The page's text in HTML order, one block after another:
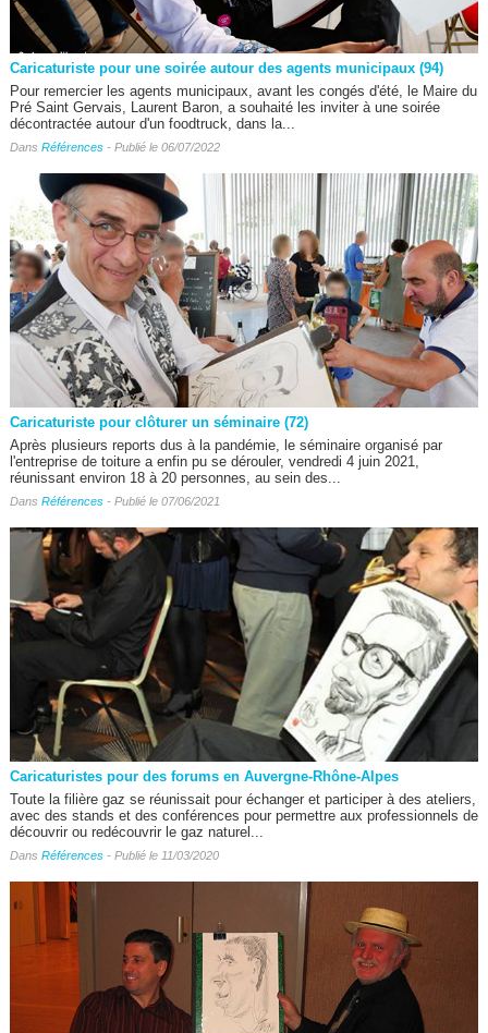
Caricaturiste pour une soirée autour des agents municipaux (94)
Pour remercier les agents municipaux, avant les congés d'été, le Maire du
Pré Saint Gervais, Laurent Baron, a souhaité les inviter à une soirée
décontractée autour d'un foodtruck, dans la...
Dans Références- Publié le 06/07/2022
Caricaturiste pour clôturer un séminaire (72)
Après plusieurs reports dus à la pandémie, le séminaire organisé par
l'entreprise de toiture a enfin pu se dérouler, vendredi 4 juin 2021,
réunissant environ 18 à 20 personnes, au sein des...
Dans Références- Publié le 07/06/2021
Caricaturistes pour des forums en Auvergne-Rhône-Alpes
Toute la filière gaz se réunissait pour échanger et participer à des ateliers,
avec des stands et des conférences pour permettre aux professionnels de
découvrir ou redécouvrir le gaz naturel...
Dans Références- Publié le 11/03/2020